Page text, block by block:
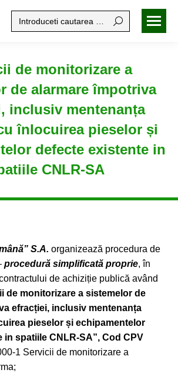
Search:
de monitorizare a
de alarmare împotriva
inclusiv mentenanța
înlocuirea pieselor și
defecte existente in
CNLR-SA
S.A. organizează procedura de
procedură simplificată proprie, în
de achiziție publică având
de monitorizare a sistemelor de
efracției, inclusiv mentenanța
pieselor și echipamentelor
in spatiile CNLR-SA”, Cod CPV
1 Servicii de monitorizare a